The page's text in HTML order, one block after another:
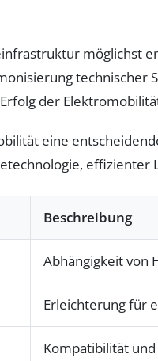
möglichst
der
eine
Beschreibung
Abhängigkeit von
Erleichterung für
Kompatibilität